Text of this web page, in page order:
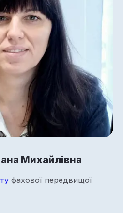
Михайлівна
фахової передвищої